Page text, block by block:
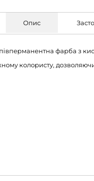
Опис
фарба з
колористу,